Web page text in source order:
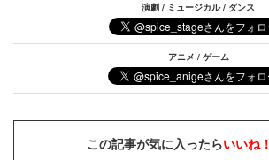
演劇 / ミュージカル / ダンス
アニメ / ゲーム
この記事が気に入ったらいいね！